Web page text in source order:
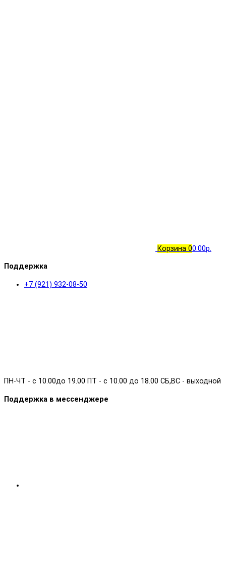
Корзина 00.00р.
Поддержка
+7 (921) 932-08-50
ПН-ЧТ - с 10.00до 19.00 ПТ - с 10.00 до 18.00 СБ,ВС - выходной
Поддержка в мессенджере